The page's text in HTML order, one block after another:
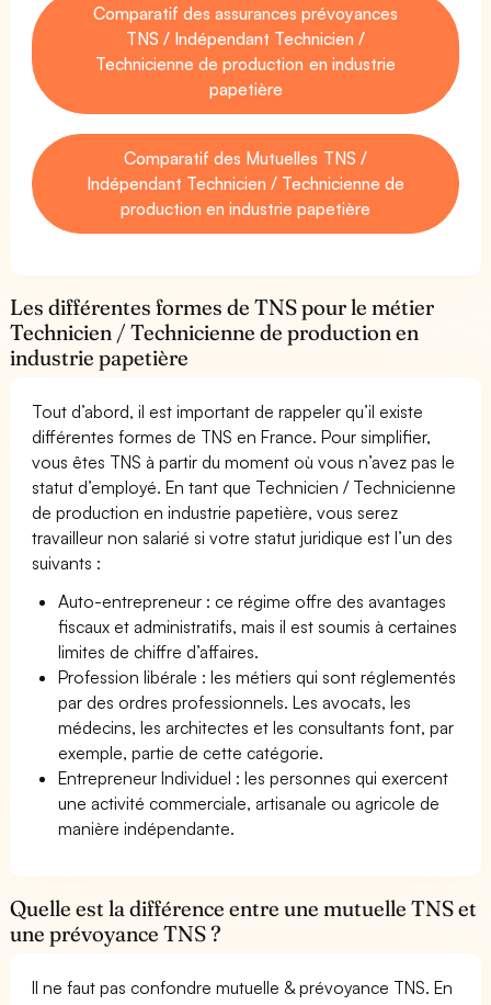
Comparatif des assurances prévoyances
TNS / Indépendant Technicien /
Technicienne de production en industrie
papetière
Comparatif des Mutuelles TNS /
Indépendant Technicien / Technicienne de
production en industrie papetière
Les différentes formes de TNS pour le métier
Technicien / Technicienne de production en
industrie papetière
Tout d’abord, il est important de rappeler qu’il existe
différentes formes de TNS en France. Pour simplifier,
vous êtes TNS à partir du moment où vous n’avez pas le
statut d’employé. En tant que Technicien / Technicienne
de production en industrie papetière, vous serez
travailleur non salarié si votre statut juridique est l’un des
suivants :
Auto-entrepreneur : ce régime offre des avantages
fiscaux et administratifs, mais il est soumis à certaines
limites de chiffre d’affaires.
Profession libérale : les métiers qui sont réglementés
par des ordres professionnels. Les avocats, les
médecins, les architectes et les consultants font, par
exemple, partie de cette catégorie.
Entrepreneur Individuel : les personnes qui exercent
une activité commerciale, artisanale ou agricole de
manière indépendante.
Quelle est la différence entre une mutuelle TNS et
une prévoyance TNS ?
Il ne faut pas confondre mutuelle & prévoyance TNS. En